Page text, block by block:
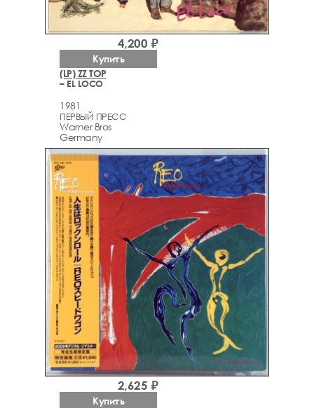
(LP) ZZ TOP
– EL LOCO
1981
ПЕРВЫЙ ПРЕСС
Warner Bros
Germany
4,200 ₽
Купить
2,625 ₽
Купить